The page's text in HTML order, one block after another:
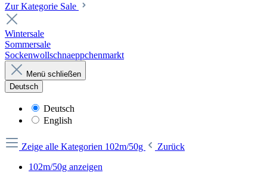
Zur Kategorie Sale
Wintersale
Sommersale
Sockenwollschnaeppchenmarkt
Menü schließen
Deutsch
Deutsch
English
Zeige alle Kategorien 102m/50g
Zurück
102m/50g anzeigen